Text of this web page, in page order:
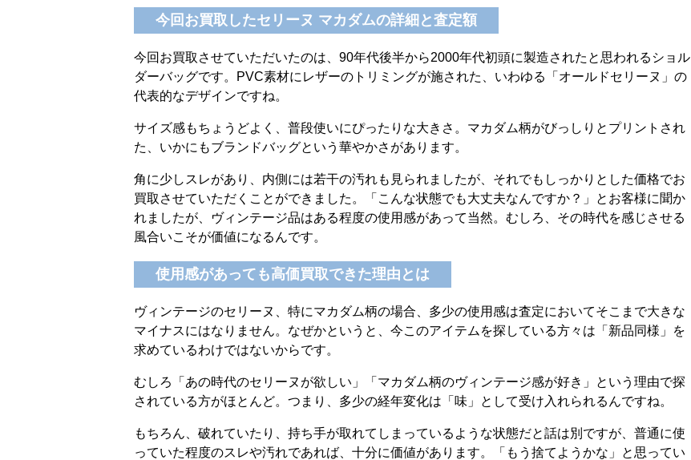
今回お買取したセリーヌ マカダムの詳細と査定額
今回お買取させていただいたのは、90年代後半から2000年代初頭に製造されたと思われるショル
ダーバッグです。PVC素材にレザーのトリミングが施された、いわゆる「オールドセリーヌ」の
代表的なデザインですね。
サイズ感もちょうどよく、普段使いにぴったりな大きさ。マカダム柄がびっしりとプリントされ
た、いかにもブランドバッグという華やかさがあります。
角に少しスレがあり、内側には若干の汚れも見られましたが、それでもしっかりとした価格でお
買取させていただくことができました。「こんな状態でも大丈夫なんですか？」とお客様に聞か
れましたが、ヴィンテージ品はある程度の使用感があって当然。むしろ、その時代を感じさせる
風合いこそが価値になるんです。
使用感があっても高価買取できた理由とは
ヴィンテージのセリーヌ、特にマカダム柄の場合、多少の使用感は査定においてそこまで大きな
マイナスにはなりません。なぜかというと、今このアイテムを探している方々は「新品同様」を
求めているわけではないからです。
むしろ「あの時代のセリーヌが欲しい」「マカダム柄のヴィンテージ感が好き」という理由で探
されている方がほとんど。つまり、多少の経年変化は「味」として受け入れられるんですね。
もちろん、破れていたり、持ち手が取れてしまっているような状態だと話は別ですが、普通に使
っていた程度のスレや汚れであれば、十分に価値があります。「もう捨てようかな」と思ってい